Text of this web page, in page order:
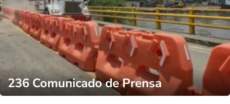
236 Comunicado de Prensa